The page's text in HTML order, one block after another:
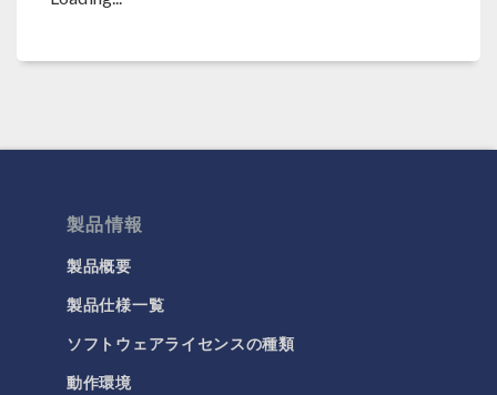
製品情報
製品概要
製品仕様一覧
ソフトウェアライセンスの種類
動作環境